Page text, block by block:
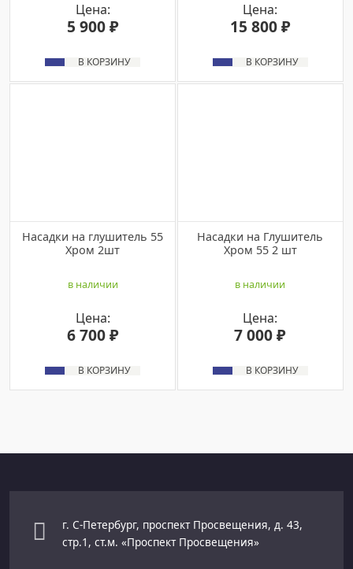
Цена:
5 900 ₽
В КОРЗИНУ
Цена:
15 800 ₽
В КОРЗИНУ
Насадки на глушитель 55
Хром 2шт
в наличии
Цена:
6 700 ₽
В КОРЗИНУ
Насадки на Глушитель
Хром 55 2 шт
в наличии
Цена:
7 000 ₽
В КОРЗИНУ
г. С-Петербург, проспект Просвещения, д. 43,
стр.1, ст.м. «Проспект Просвещения»